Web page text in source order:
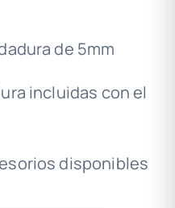
de 5mm
incluidas con el
disponibles